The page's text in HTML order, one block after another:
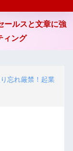
ルスと文章に強
ィング
忘れ厳禁！起業